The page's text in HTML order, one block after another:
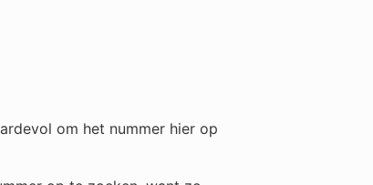
om het nummer hier op